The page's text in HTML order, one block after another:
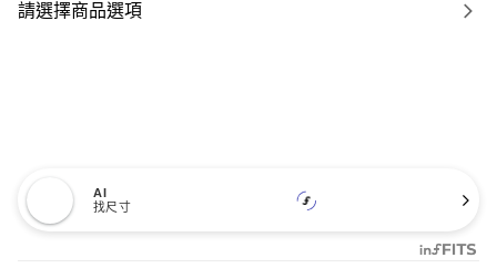
請選擇商品選項
AI
找尺寸